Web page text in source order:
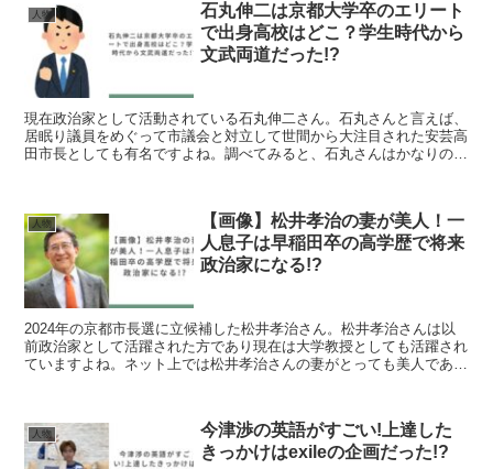
人物
石丸伸二は京都大学卒のエリート
で出身高校はどこ？学生時代から
文武両道だった!?
現在政治家として活動されている石丸伸二さん。石丸さんと言えば、
居眠り議員をめぐって市議会と対立して世間から大注目された安芸高
田市長としても有名ですよね。調べてみると、石丸さんはかなりの高
人物
【画像】松井孝治の妻が美人！一
人息子は早稲田卒の高学歴で将来
政治家になる!?
2024年の京都市長選に立候補した松井孝治さん。松井孝治さんは以
前政治家として活躍された方であり現在は大学教授としても活躍され
ていますよね。ネット上では松井孝治さんの妻がとっても美人である
人物
今津渉の英語がすごい!上達した
きっかけはexileの企画だった!?